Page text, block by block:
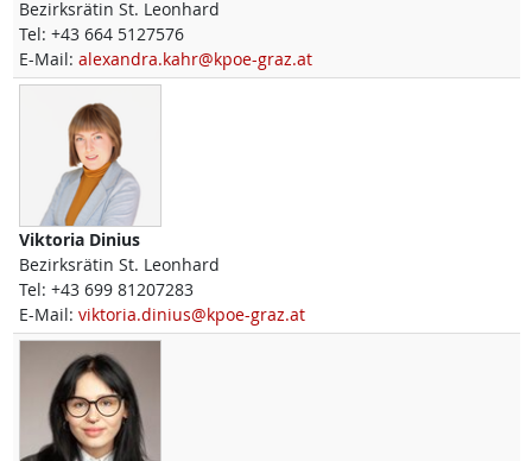
Bezirksrätin St. Leonhard
Tel: +43 664 5127576
E-Mail: alexandra.kahr@kpoe-graz.at
Viktoria Dinius
Bezirksrätin St. Leonhard
Tel: +43 699 81207283
E-Mail: viktoria.dinius@kpoe-graz.at